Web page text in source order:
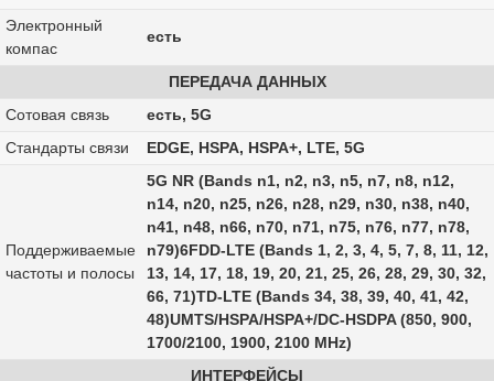
Электронный
компас
есть
ПЕРЕДАЧА ДАННЫХ
Сотовая связь
есть, 5G
Стандарты связи
EDGE, HSPA, HSPA+, LTE, 5G
Поддерживаемые
частоты и полосы
5G NR (Bands n1, n2, n3, n5, n7, n8, n12,
n14, n20, n25, n26, n28, n29, n30, n38, n40,
n41, n48, n66, n70, n71, n75, n76, n77, n78,
n79)6FDD-LTE (Bands 1, 2, 3, 4, 5, 7, 8, 11, 12,
13, 14, 17, 18, 19, 20, 21, 25, 26, 28, 29, 30, 32,
66, 71)TD-LTE (Bands 34, 38, 39, 40, 41, 42,
48)UMTS/HSPA/HSPA+/DC‑HSDPA (850, 900,
1700/2100, 1900, 2100 MHz)
ИНТЕРФЕЙСЫ